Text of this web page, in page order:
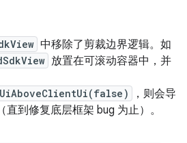
中移除了剪裁边界逻辑。如
放置在可滚动容器中，并
，则会导
到修复底层框架 bug 为止）。